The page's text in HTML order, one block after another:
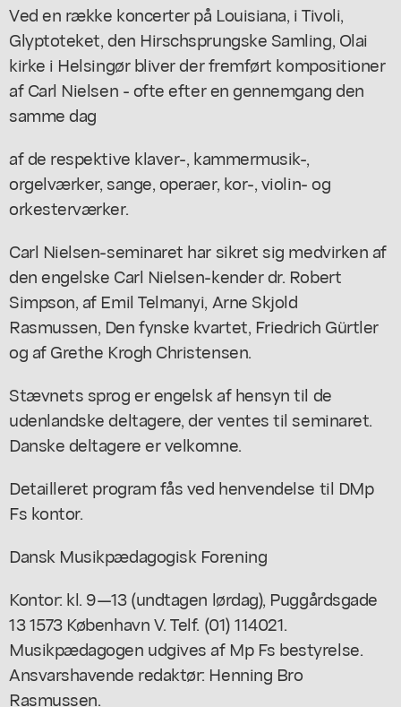
Ved en række koncerter på Louisiana, i Tivoli,
Glyptoteket, den Hirschsprungske Samling, Olai
kirke i Helsingør bliver der fremført kompositioner
af Carl Nielsen - ofte efter en gennemgang den
samme dag
af de respektive klaver-, kammermusik-,
orgelværker, sange, operaer, kor-, violin- og
orkesterværker.
Carl Nielsen-seminaret har sikret sig medvirken af
den engelske Carl Nielsen-kender dr. Robert
Simpson, af Emil Telmanyi, Arne Skjold
Rasmussen, Den fynske kvartet, Friedrich Gürtler
og af Grethe Krogh Christensen.
Stævnets sprog er engelsk af hensyn til de
udenlandske deltagere, der ventes til seminaret.
Danske deltagere er velkomne.
Detailleret program fås ved henvendelse til DMp
Fs kontor.
Dansk Musikpædagogisk Forening
Kontor: kl. 9—13 (undtagen lørdag), Puggårdsgade
13 1573 København V. Telf. (01) 114021.
Musikpædagogen udgives af Mp Fs bestyrelse.
Ansvarshavende redaktør: Henning Bro
Rasmussen.